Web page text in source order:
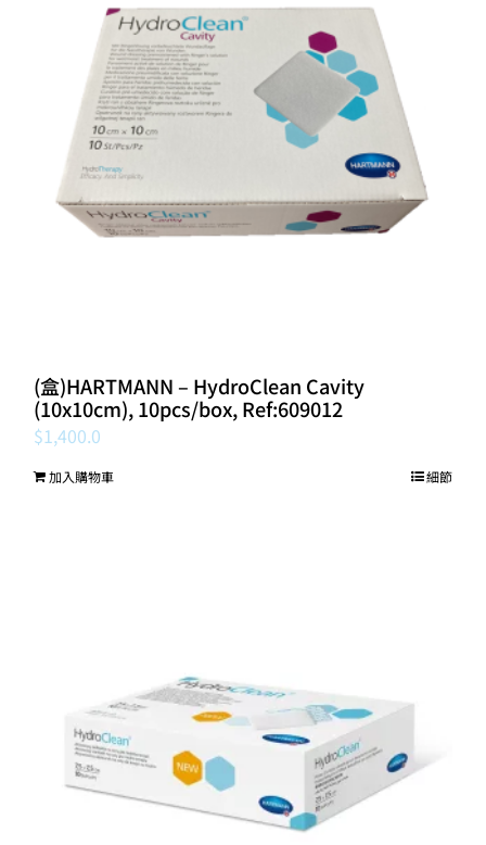
(盒)HARTMANN – HydroClean Cavity
(10x10cm), 10pcs/box, Ref:609012
$1,400.0
加入購物車 細節